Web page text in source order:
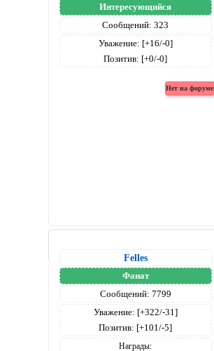
Интересующийся
Сообщений: 323
Уважение: [+16/-0]
Позитив: [+0/-0]
Felles
Фанат
Сообщений: 7799
Уважение: [+322/-31]
Позитив: [+101/-5]
Награды: